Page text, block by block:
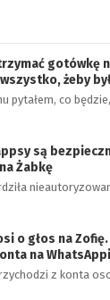
gotówkę
żeby
pytałem, co
są
Żabkę
o głos na
na
z konta